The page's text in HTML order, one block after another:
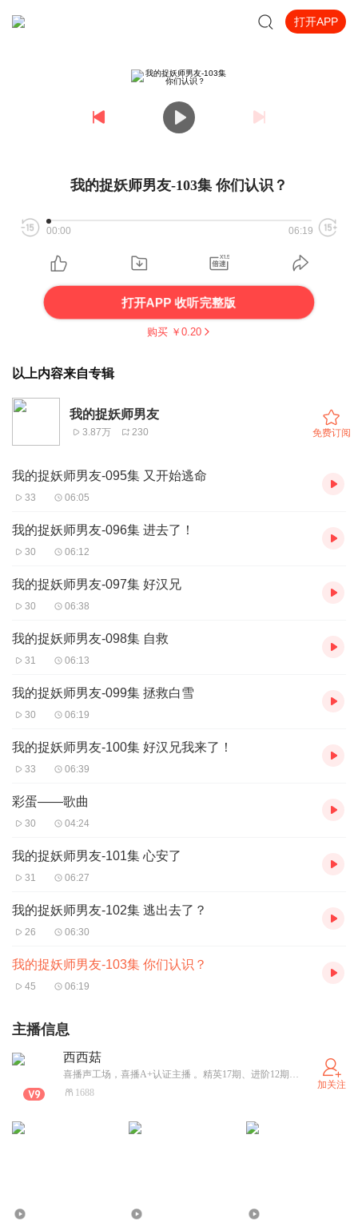
打开APP
我的捉妖师男友-103集 你们认识？
00:00 06:19
打开APP 收听完整版
购买 ￥ 0.20
以上内容来自专辑
我的捉妖师男友
3.87万 230 免费订阅
我的捉妖师男友-095集 又开始逃命
33 06:05
我的捉妖师男友-096集 进去了！
30 06:12
我的捉妖师男友-097集 好汉兄
30 06:38
我的捉妖师男友-098集 自救
31 06:13
我的捉妖师男友-099集 拯救白雪
30 06:19
我的捉妖师男友-100集 好汉兄我来了！
33 06:39
彩蛋——歌曲
30 04:24
我的捉妖师男友-101集 心安了
31 06:27
我的捉妖师男友-102集 逃出去了？
26 06:30
我的捉妖师男友-103集 你们认识？
45 06:19
主播信息
西西菇
喜播声工场，喜播A+认证主播 。精英17期、进阶12期学员。有画本，对轨，审听，统筹等业务对接可私聊
1688
加关注